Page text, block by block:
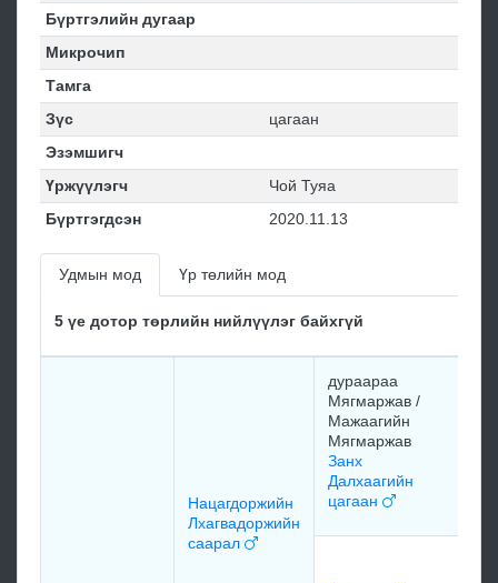
Бүртгэлийн дугаар
Микрочип
Тамга
Зүс
цагаан
Эзэмшигч
Үржүүлэгч
Чой Туяа
Бүртгэгдсэн
2020.11.13
Удмын мод Үр төлийн мод
5 үе дотор төрлийн нийлүүлэг байхгүй
Нацагдоржийн
Лхагвадоржийн
саарал
дураараа
Мягмаржав /
Мажаагийн
Мягмаржав
Занх
Далхаагийн
цагаан